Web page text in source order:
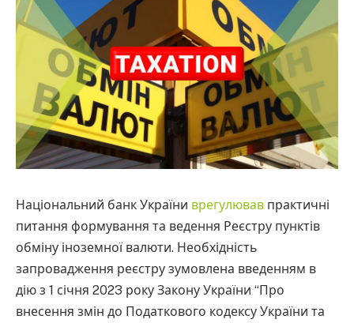
Національний банк України врегулював практичні
питання формування та ведення Реєстру пунктів
обміну іноземної валюти. Необхідність
запровадження реєстру зумовлена введенням в
дію з 1 січня 2023 року Закону України “Про
внесення змін до Податкового кодексу України та